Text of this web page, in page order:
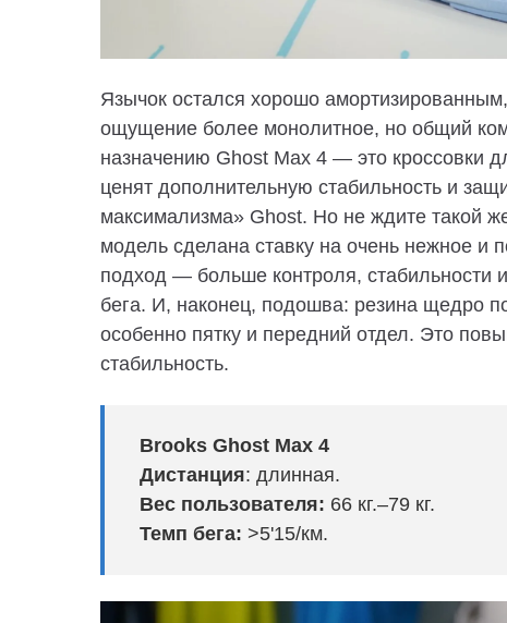
Язычок остался хорошо
ощущение более монолитное, но общий
назначению Ghost Max 4 — это кроссовки
ценят дополнительную стабильность и
максимализма» Ghost. Но не ждите такой
модель сделана ставку на очень нежное
подход — больше контроля, стабильности
бега. И, наконец, подошва: резина щедро
особенно пятку и передний отдел. Это
стабильность.
Brooks Ghost Max 4
Дистанция: длинная.
Вес пользователя: 66 кг.–79 кг.
Темп бега: >5'15/км.